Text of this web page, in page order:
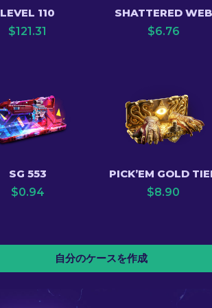
LEVEL 110
$121.31
SHATTERED WEB
$6.76
SG 553
$0.94
PICK’EM GOLD
$8.90
自分のケースを作成